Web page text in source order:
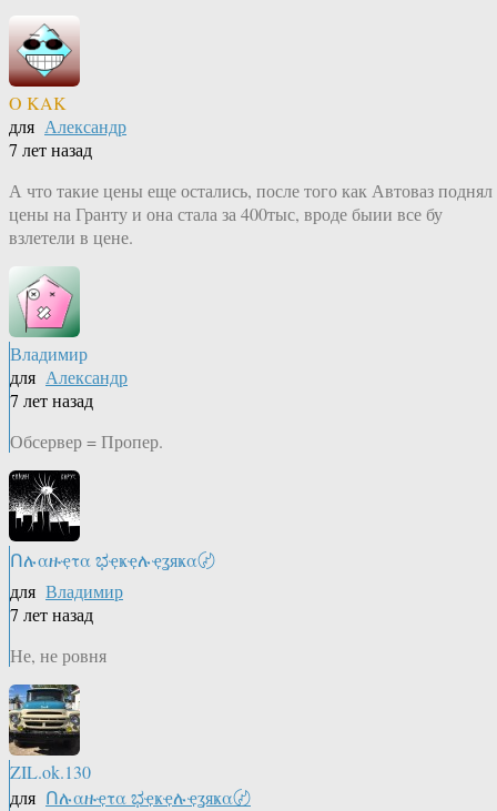
O KAK
для Александр
7 лет назад
А что такие цены еще остались, после того как Автоваз поднял
цены на Гранту и она стала за 400тыс, вроде быии все бу
взлетели в цене.
Владимир
для Александр
7 лет назад
Обсервер = Пропер.
Ոሉαዙҿτα ಭҿҝҿሉҿʓяҝα〄
для Владимир
7 лет назад
Не, не ровня
ZIL.ok.130
для Ոሉαዙҿτα ಭҿҝҿሉҿʓяҝα〄